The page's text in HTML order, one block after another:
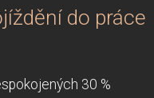
do práce
30 %